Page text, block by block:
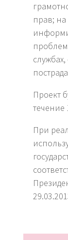
прав;
Проект
течение
При